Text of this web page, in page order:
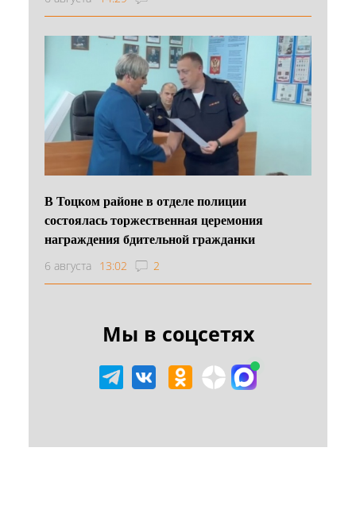
В Тоцком районе в отделе полиции
состоялась торжественная церемония
награждения бдительной гражданки
6 августа 13:02 2
Мы в соцсетях